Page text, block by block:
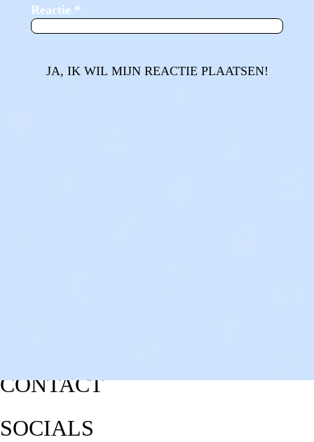
Reactie *
JA, IK WIL MIJN REACTIE PLAATSEN!
CONTACT
SOCIALS